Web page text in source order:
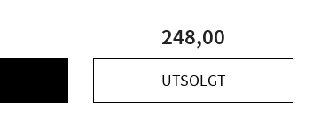
248,00
UTSOLGT